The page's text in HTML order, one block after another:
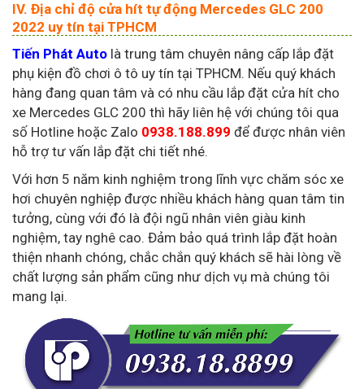
IV. Địa chỉ độ cửa hít tự động Mercedes GLC 200
2022 uy tín tại TPHCM
Tiến Phát Auto là trung tâm chuyên nâng cấp lắp đặt
phụ kiện đồ chơi ô tô uy tín tại TPHCM. Nếu quý khách
hàng đang quan tâm và có nhu cầu lắp đặt cửa hít cho
xe Mercedes GLC 200 thì hãy liên hệ với chúng tôi qua
số Hotline hoặc Zalo 0938.188.899 để được nhân viên
hỗ trợ tư vấn lắp đặt chi tiết nhé.
Với hơn 5 năm kinh nghiệm trong lĩnh vực chăm sóc xe
hơi chuyên nghiệp được nhiều khách hàng quan tâm tin
tưởng, cùng với đó là đội ngũ nhân viên giàu kinh
nghiệm, tay nghê cao. Đảm bảo quá trình lắp đặt hoàn
thiện nhanh chóng, chắc chắn quý khách sẽ hài lòng về
chất lượng sản phẩm cũng như dịch vụ mà chúng tôi
mang lại.